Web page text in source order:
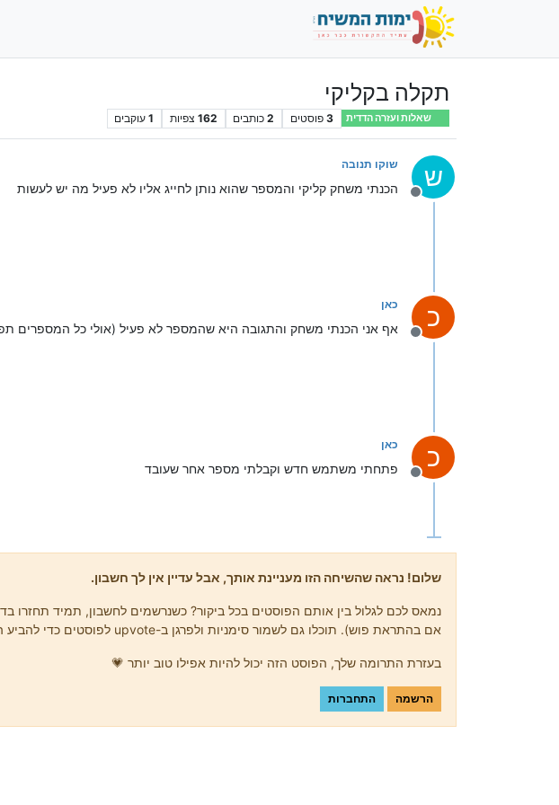
תקלה בקליקי
שאלות ועזרה הדדית 3 פוסטים 2 כותבים 162 צפיות 1 עוקבים
ש
מנותק
שוקו תנובה
הכנתי משחק קליקי והמספר שהוא נותן לחייג אליו לא פעיל מה יש לעשות
כ
מנותק
כאן
אף אני הכנתי משחק והתגובה היא שהמספר לא פעיל (אולי כל המספרים
כ
מנותק
כאן
פתחתי משתמש חדש וקבלתי מספר אחר שעובד
שלום! נראה שהשיחה הזו מעניינת אותך, אבל עדיין אין לך חשבון.
נמאס לכם לגלול בין אותם הפוסטים בכל ביקור? כשנרשמים לחשבון, תמיד תחזרו
אם בהתראת פוש). תוכלו גם לשמור סימניות ולפרגן ב-upvote לפוסטים כדי להביע הערכה לחברי קהילה אחרים.
בעזרת התרומה שלך, הפוסט הזה יכול להיות אפילו טוב יותר 💗
הרשמה התחברות